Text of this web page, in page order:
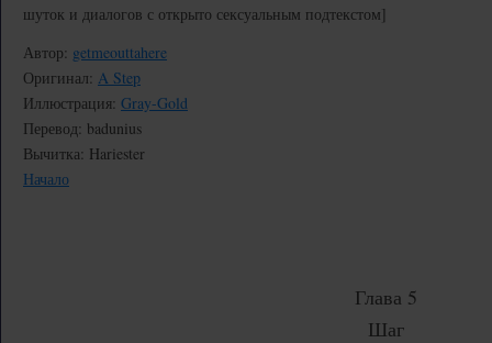
шуток и диалогов с открыто сексуальным подтекстом]
Автор: getmeouttahere
Оригинал: A Step
Иллюстрация: Gray-Gold
Перевод: badunius
Вычитка: Hariester
Начало
Глава 5
Шаг